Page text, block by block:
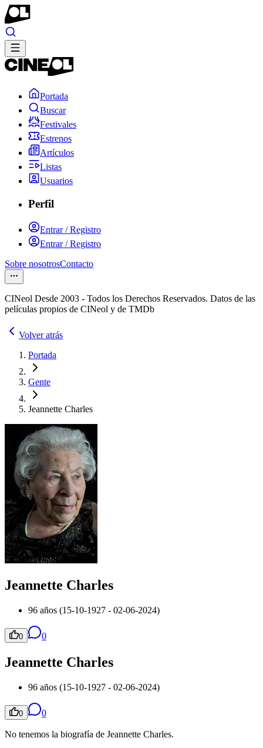
Portada
Buscar
Festivales
Estrenos
Artículos
Listas
Usuarios
Perfil
Entrar / Registro
Entrar / Registro
Sobre nosotrosContacto
CINeol Desde 2003 - Todos los Derechos Reservados. Datos de las
películas propios de CINeol y de TMDb
Volver atrás
Portada
Gente
Jeannette Charles
Jeannette Charles
96 años (15-10-1927 - 02-06-2024)
0 0
Jeannette Charles
96 años (15-10-1927 - 02-06-2024)
0 0
No tenemos la biografía de Jeannette Charles.